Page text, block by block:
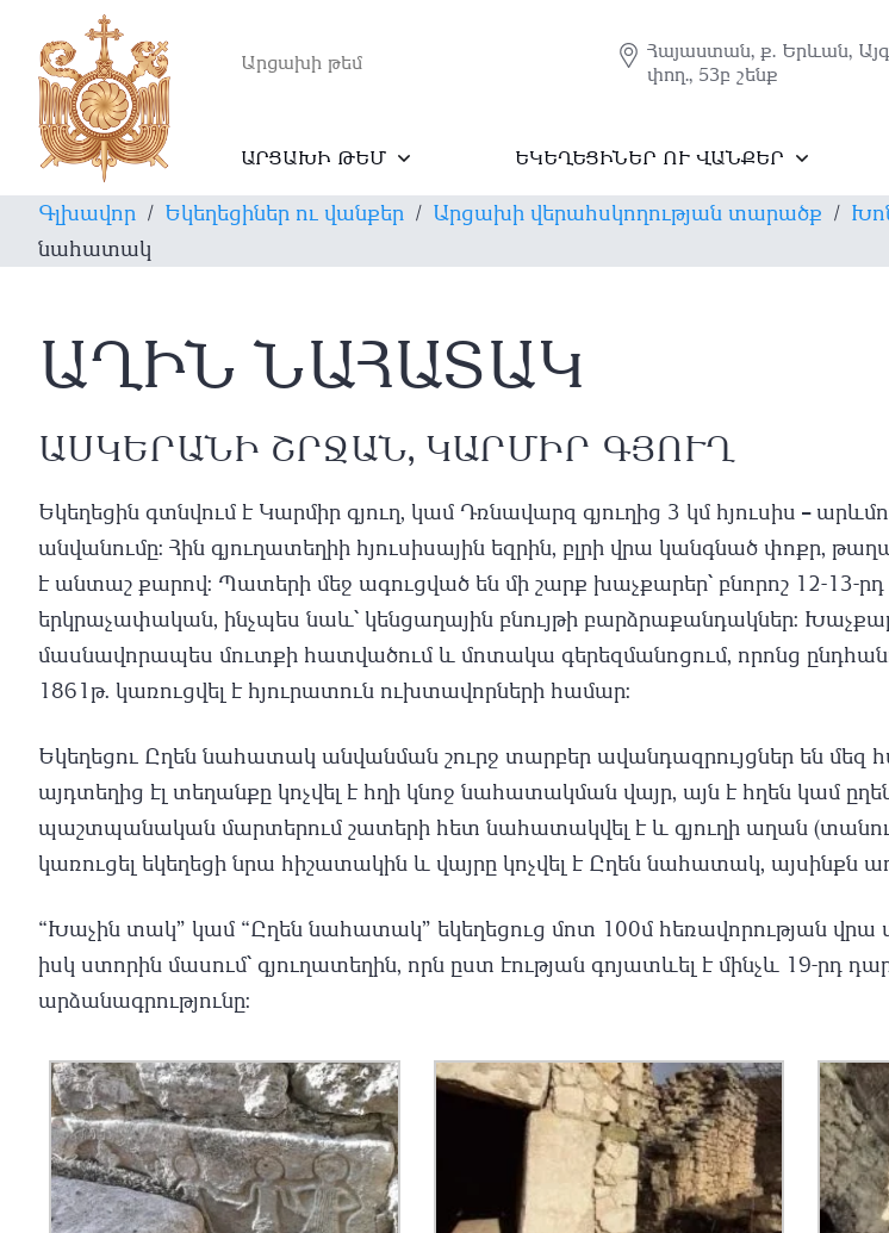
Արցախի թեմ
Հայաստան, ք. Երևան,
փող., 53բ շենք
ԱՐՑԱԽԻ ԹԵՄ ԵԿԵՂԵՑԻՆԵՐ ՈՒ ՎԱՆՔԵՐ
Գլխավոր / Եկեղեցիներ ու վանքեր / Արցախի վերահսկողության տարածք /
նահատակ
ԱՂԻՆ ՆԱՀԱՏԱԿ
ԱՍԿԵՐԱՆԻ ՇՐՋԱՆ, ԿԱՐՄԻՐ ԳՅՈՒՂ
Եկեղեցին գտնվում է Կարմիր գյուղ, կամ Դռնավարզ գյուղից 3 կմ հյուսիս –
անվանումը: Հին գյուղատեղիի հյուսիսային եզրին, բլրի վրա կանգնած փոքր,
է անտաշ քարով: Պատերի մեջ ագուցված են մի շարք խաչքարեր՝ բնորոշ 12-13-
երկրաչափական, ինչպես նաև՝ կենցաղային բնույթի բարձրաքանդակներ:
մասնավորապես մուտքի հատվածում և մոտակա գերեզմանոցում, որոնց
1861թ. կառուցվել է հյուրատուն ուխտավորների համար:
Եկեղեցու Ըղեն նահատակ անվանման շուրջ տարբեր ավանդազրույցներ են մեզ
այդտեղից էլ տեղանքը կոչվել է հղի կնոջ նահատակման վայր, այն է հղեն կամ
պաշտպանական մարտերում շատերի հետ նահատակվել է և գյուղի աղան
կառուցել եկեղեցի նրա հիշատակին և վայրը կոչվել է Ըղեն նահատակ, այսինքն
“Խաչին տակ” կամ “Ըղեն նահատակ” եկեղեցուց մոտ 100մ հեռավորության վրա
իսկ ստորին մասում՝ գյուղատեղին, որն ըստ էության գոյատևել է մինչև 19-րդ
արձանագրությունը: